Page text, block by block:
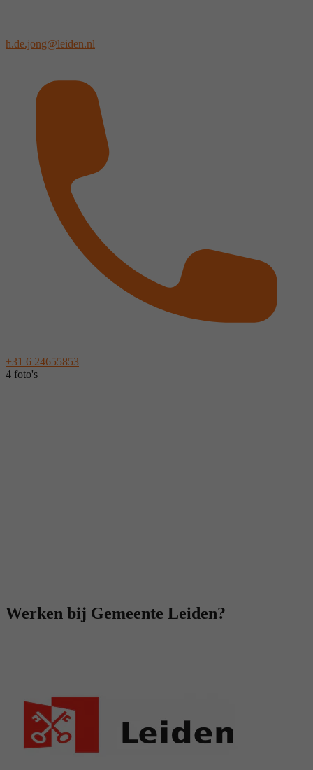
h.de.jong@leiden.nl
+31 6 24655853
4 foto's
Werken bij Gemeente Leiden?